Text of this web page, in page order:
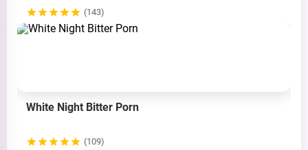
(143)
White Night Bitter Porn
(109)